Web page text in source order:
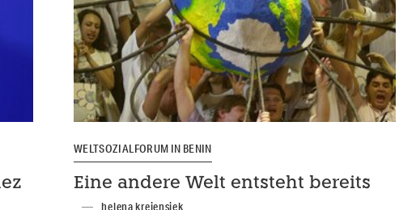
WELTSOZIALFORUM IN BENIN
Eine andere Welt entsteht bereits
helena kreiensiek